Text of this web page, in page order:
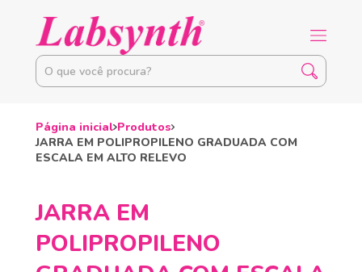
Página inicial Produtos
JARRA EM POLIPROPILENO GRADUADA COM
ESCALA EM ALTO RELEVO
JARRA EM
POLIPROPILENO